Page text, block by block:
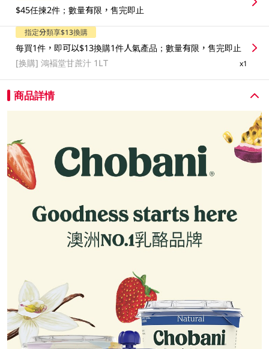
$45任揀2件；數量有限，售完即止
指定分類享$13換購
每買1件，即可以$13換購1件人氣產品；數量有限，售完即止
[换購]鴻褔堂甘蔗汁 1LT x1
商品詳情